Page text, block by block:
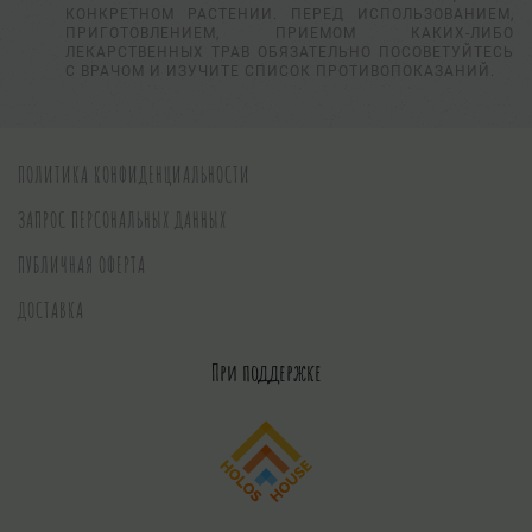
КОНКРЕТНОМ РАСТЕНИИ. ПЕРЕД ИСПОЛЬЗОВАНИЕМ,
ПРИГОТОВЛЕНИЕМ, ПРИЕМОМ КАКИХ-ЛИБО
ЛЕКАРСТВЕННЫХ ТРАВ ОБЯЗАТЕЛЬНО ПОСОВЕТУЙТЕСЬ
С ВРАЧОМ И ИЗУЧИТЕ СПИСОК ПРОТИВОПОКАЗАНИЙ.
ПОЛИТИКА КОНФИДЕНЦИАЛЬНОСТИ
ЗАПРОС ПЕРСОНАЛЬНЫХ ДАННЫХ
ПУБЛИЧНАЯ ОФЕРТА
ДОСТАВКА
При поддержке